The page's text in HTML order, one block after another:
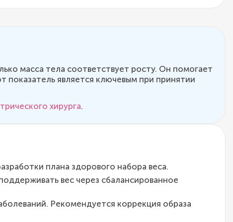
масса тела соответствует росту. Он помогает
показатель является ключевым при принятии
хирурга.
плана здорового набора веса.
вес через сбалансированное
Рекомендуется коррекция образа